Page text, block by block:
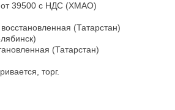
39500 с НДС (ХМАО)
(Татарстан)
(Татарстан)
торг.